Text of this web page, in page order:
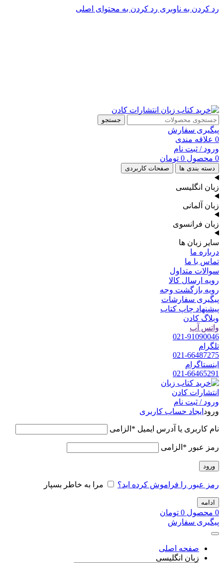
رد کردن به ناوبری رد کردن به محتوای اصلی
جستجو
پیگیری سفارش
0 علاقه مندی
ورود / ثبت نام
0 محصول 0 تومان
دسته بندی ها صفحات کاربردی
زبان انگلیسی
زبان آلمانی
زبان فرانسوی
سایر زبان ها
درباره ما
تماس با ما
سوالات متداول
رویه ارسال کالا
رویه بازگشت وجه
پیگیری سفارشات
پیشنهاد چاپ کتاب
وبلاگ کادن
واتس آپ
021-91090046
تلگرام
021-66487275
اینستاگرام
021-66465291
ورود / ثبت نام
ورود ایجاد حساب کاربری
نام کاربری یا آدرس ایمیل * الزامی
رمز عبور * الزامی
ورود
رمز عبور را فراموش کرده اید؟ مرا به خاطر بسپار
ادامه
0 محصول 0 تومان
پیگیری سفارش
صفحه اصلی
زبان انگلیسی